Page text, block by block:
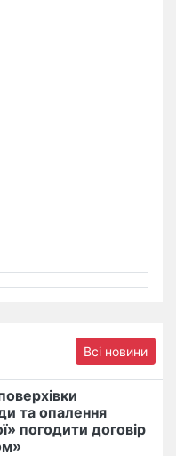
Всі новини
та опалення
погодити договір